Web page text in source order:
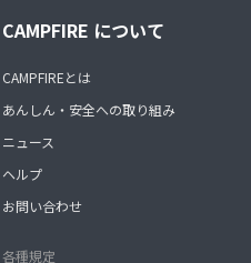
CAMPFIRE について
CAMPFIREとは
あんしん・安全への取り組み
ニュース
ヘルプ
お問い合わせ
各種規定